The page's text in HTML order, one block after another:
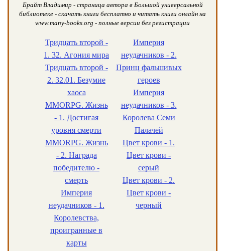
Брайт Владимир - страница автора в Большой универсальной
библиотеке - скачать книги бесплатно и читать книги онлайн на
www.many-books.org - полные версии без регистрации
Тридцать второй -
1. 32. Агония мира
Тридцать второй -
2. 32.01. Безумие
хаоса
MMORPG. Жизнь
- 1. Достигая
уровня смерти
MMORPG. Жизнь
- 2. Награда
победителю -
смерть
Империя
неудачников - 1.
Королевства,
проигранные в
карты
Империя
неудачников - 2.
Принц фальшивых
героев
Империя
неудачников - 3.
Королева Семи
Палачей
Цвет крови - 1.
Цвет крови -
серый
Цвет крови - 2.
Цвет крови -
черный